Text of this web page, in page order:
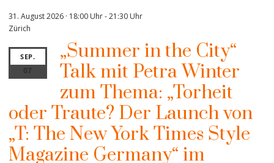
31. August 2026 · 18:00 Uhr-21:30 Uhr
Zürich
SEP.
07
„Summer in the City“
Talk mit Petra Winter
zum Thema: „Torheit
oder Traute? Der Launch von
„T: The New York Times Style
Magazine Germany“ im